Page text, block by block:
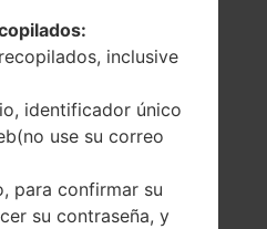
inclusive
identificador único
use su correo
para confirmar su
su contraseña, y